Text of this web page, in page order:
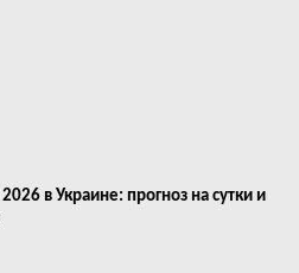
в Украине: прогноз на сутки и